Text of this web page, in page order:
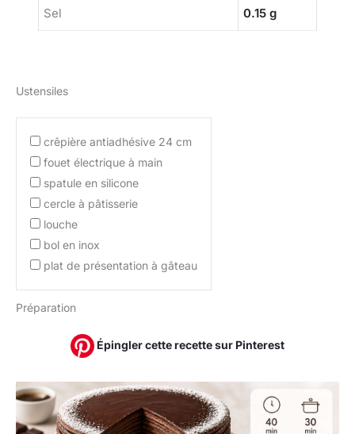
Sel 0.15 g
Ustensiles
crêpière antiadhésive 24 cm
fouet électrique à main
spatule en silicone
cercle à pâtisserie
louche
bol en inox
plat de présentation à gâteau
Préparation
Épingler cette recette sur Pinterest